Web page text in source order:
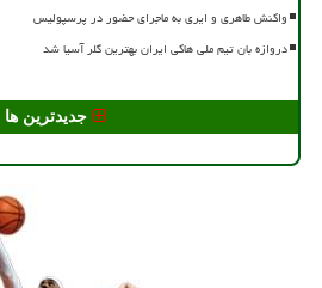
واکنش طاهری و ایری به ماجرای حضور در پرسپولیس
دروازه بان تیم ملی هاکی ایران بهترین گلر آسیا شد
جدیدترین ها